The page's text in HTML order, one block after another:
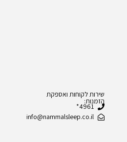
שירות לקוחות ואספקת
הזמנות:
4961*
info@nammalsleep.co.il